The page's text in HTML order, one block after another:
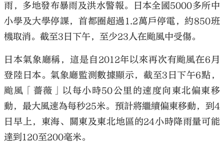
雨，多地發布暴雨及洪水警報。日本全國5000多所中
小學及大學停課，首都圈超過1.2萬戶停電，約850班
機取消。截至3日下午，至少23人在颱風中受傷。
日本氣象廳稱，這是自2012年以來再次有颱風在6月
登陸日本。氣象廳監測數據顯示，截至3日下午6點，
颱風「薔薇」以每小時50公里的速度向東北偏東移
動，最大風速為每秒25米。預計將繼續偏東移動，到4
日早上，東海、關東及東北地區的24小時降雨量可能
達到120至200毫米。